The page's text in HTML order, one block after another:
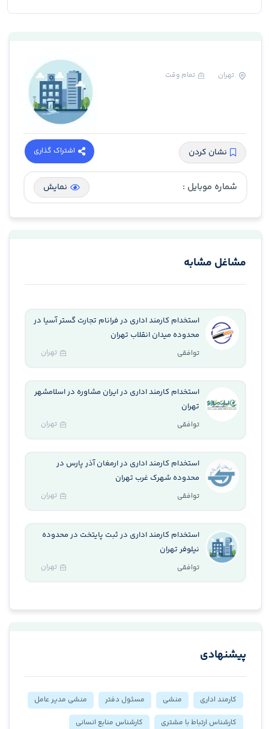
تهران تمام وقت
نشان کردن اشتراک گذاری
شماره موبایل : نمایش
مشاغل مشابه
استخدام کارمند اداری در فرانام تجارت گستر آسیا در
محدوده میدان انقلاب تهران
توافقی تهران
استخدام کارمند اداری در ایران مشاوره در اسلامشهر
تهران
توافقی تهران
استخدام کارمند اداری در ارمغان آذر پارس در
محدوده شهرک غرب تهران
توافقی تهران
استخدام کارمند اداری در ثبت پایتخت در محدوده
نیلوفر تهران
توافقی تهران
پیشنهادی
کارمند اداری منشی مسئول دفتر
منشی مدیر عامل
کارشناس ارتباط با مشتری
کارشناس منابع انسانی